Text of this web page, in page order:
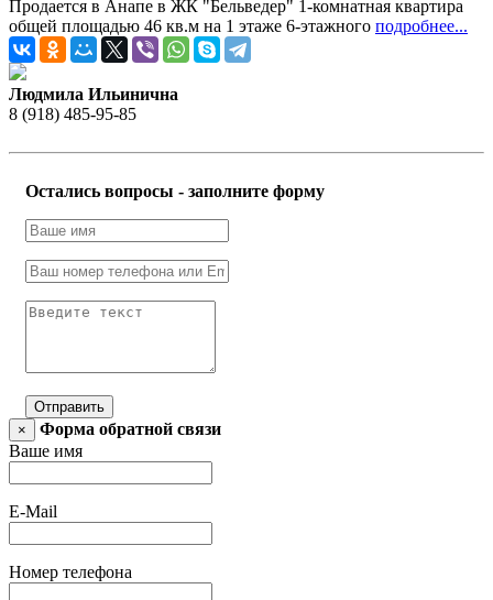
Продается в Анапе в ЖК "Бельведер" 1-комнатная квартира
общей площадью 46 кв.м на 1 этаже 6-этажного подробнее...
Людмила Ильинична
8 (918) 485-95-85
Остались вопросы - заполните форму
Отправить
×
Форма обратной связи
Ваше имя
E-Mail
Номер телефона